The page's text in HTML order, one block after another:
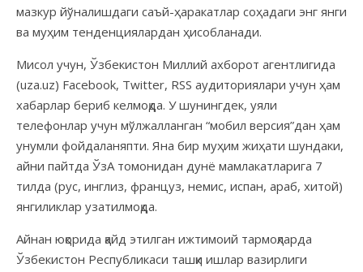
мазкур йўналишдаги саъй-ҳаракатлар соҳадаги энг янги
ва муҳим тенденциялардан ҳисобланади.
Мисол учун, Ўзбекистон Миллий ахборот агентлигида
(uza.uz) Facebook, Twitter, RSS аудиториялари учун ҳам
хабарлар бериб келмоқда. У шунингдек, уяли
телефонлар учун мўлжалланган “мобил версия”дан ҳам
унумли фойдаланяпти. Яна бир муҳим жиҳати шундаки,
айни пайтда ЎзА томонидан дунё мамлакатларига 7
тилда (рус, инглиз, француз, немис, испан, араб, хитой)
янгиликлар узатилмоқда.
Айнан юқорида қайд этилган ижтимоий тармоқларда
Ўзбекистон Республикаси ташқи ишлар вазирлиги